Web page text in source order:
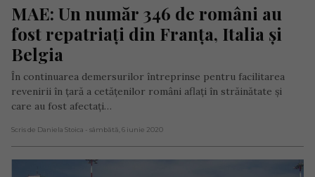
MAE: Un număr 346 de români au
fost repatriați din Franța, Italia și
Belgia
În continuarea demersurilor întreprinse pentru facilitarea
revenirii în țară a cetățenilor români aflați în străinătate și
care au fost afectați…
Scris de Daniela Stoica - sâmbătă, 6 iunie 2020